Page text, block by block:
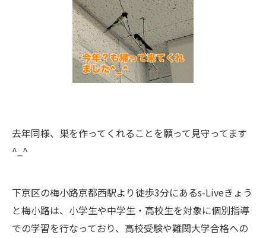
去年同様、巣を作ってくれることを願って見守ってます
^_^
下京区の梅小路京都西駅より徒歩3分にあるs-Liveきょう
と梅小路は、小学生や中学生・高校生を対象に個別指導
での学習を行なっており、高校受験や難関大学合格への